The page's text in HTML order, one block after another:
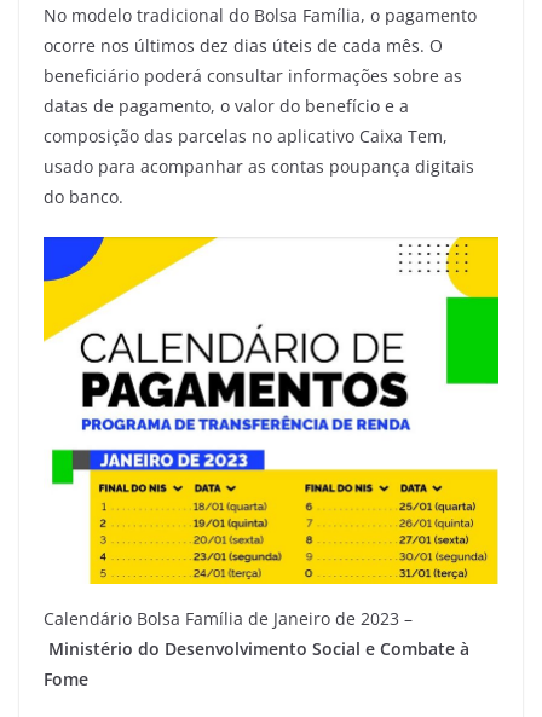
No modelo tradicional do Bolsa Família, o pagamento
ocorre nos últimos dez dias úteis de cada mês. O
beneficiário poderá consultar informações sobre as
datas de pagamento, o valor do benefício e a
composição das parcelas no aplicativo Caixa Tem,
usado para acompanhar as contas poupança digitais
do banco.
Calendário Bolsa Família de Janeiro de 2023 –
Ministério do Desenvolvimento Social e Combate à
Fome